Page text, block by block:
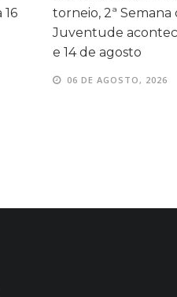
torneio, 2ª Semana
Juventude
e 14 de agosto
06 DE AGOSTO, 2026